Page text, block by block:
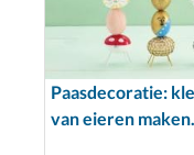
Paasdecoratie:
van eieren maken.